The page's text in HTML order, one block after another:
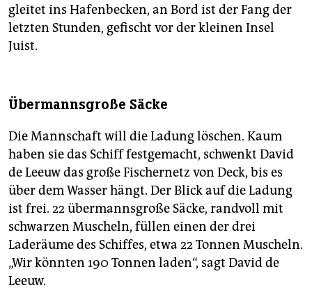
gleitet ins Hafenbecken, an Bord ist der Fang der
letzten Stunden, gefischt vor der kleinen Insel
Juist.
Übermannsgroße Säcke
Die Mannschaft will die Ladung löschen. Kaum
haben sie das Schiff festgemacht, schwenkt David
de Leeuw das große Fischernetz von Deck, bis es
über dem Wasser hängt. Der Blick auf die Ladung
ist frei. 22 übermannsgroße Säcke, randvoll mit
schwarzen Muscheln, füllen einen der drei
Laderäume des Schiffes, etwa 22 Tonnen Muscheln.
„Wir könnten 190 Tonnen laden“, sagt David de
Leeuw.